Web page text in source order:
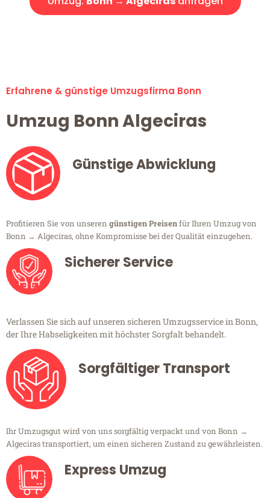
Erfahrene & günstige Umzugsfirma Bonn
Umzug Bonn Algeciras
Günstige Abwicklung
Profitieren Sie von unseren günstigen Preisenfür Ihren Umzug von
Bonn → Algeciras, ohne Kompromisse bei der Qualität einzugehen.
Sicherer Service
Verlassen Sie sich auf unseren sicheren Umzugsservice in Bonn,
der Ihre Habseligkeiten mit höchster Sorgfalt behandelt.
Sorgfältiger Transport
Ihr Umzugsgut wird von uns sorgfältig verpackt und von Bonn →
Algeciras transportiert, um einen sicheren Zustand zu gewährleisten.
Express Umzug